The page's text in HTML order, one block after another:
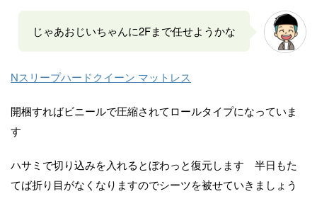
じゃあおじいちゃんに2Fまで任せようかな
Nスリープハードクイーン マットレス
開梱すればビニールで圧縮されてロールタイプになっていま
す
ハサミで切り込みを入れるとぼわっと復元します 半日もた
てば折り目がなくなりますのでシーツを被せていきましょう